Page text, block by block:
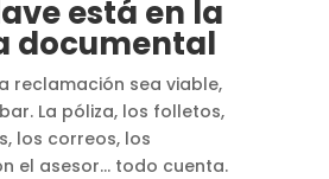
está en la
documental
reclamación sea viable,
La póliza, los folletos,
los correos, los
el asesor… todo cuenta.